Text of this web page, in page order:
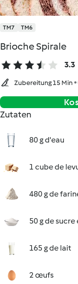
TM7 TM6
Brioche Spirale
3.3
Zubereitung 15 Min
Zutaten
80 g d'eau
1 cube de
480 g de
50 g de
165 g de lait
2 œufs